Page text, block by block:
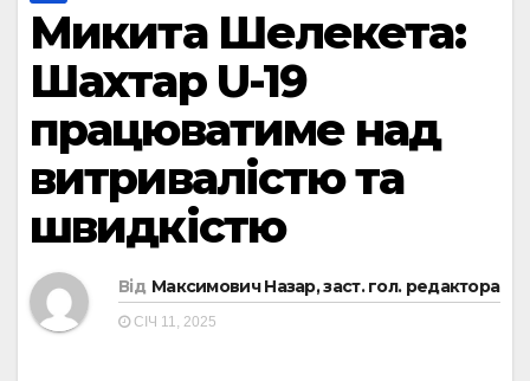
Микита Шелекета:
Шахтар U-19
працюватиме над
витривалістю та
швидкістю
Від Максимович Назар, заст. гол. редактора
СІЧ 11, 2025